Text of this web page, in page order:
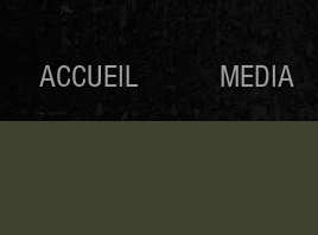
ACCUEIL MEDIA